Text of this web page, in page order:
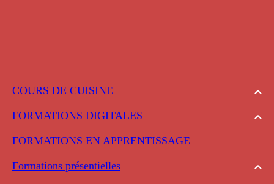
COURS DE CUISINE
FORMATIONS DIGITALES
FORMATIONS EN APPRENTISSAGE
Formations présentielles